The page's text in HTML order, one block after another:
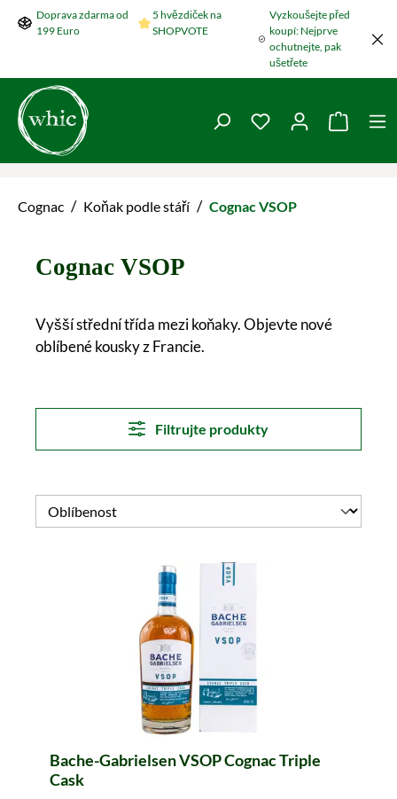
Přeskočit na hlavní obsah
Doprava zdarma od
199 Euro
5 hvězdiček na
SHOPVOTE
Vyzkoušejte před
koupí: Nejprve
ochutnejte, pak
ušetřete
Máte 0 položky v
Cognac / Koňak podle stáří / Cognac VSOP
Cognac VSOP
Vyšší střední třída mezi koňaky. Objevte nové
oblíbené kousky z Francie.
Filtrujte produkty
Bache-Gabrielsen VSOP Cognac Triple
Cask